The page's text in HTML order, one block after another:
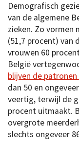
Demografisch
van de algemene
zieken. Zo vormen
(51,7 procent) van
vrouwen 60
België
blijven de
dan 50 en
veertig, terwijl de
procent uitmaakt.
overgrote
slechts ongeveer